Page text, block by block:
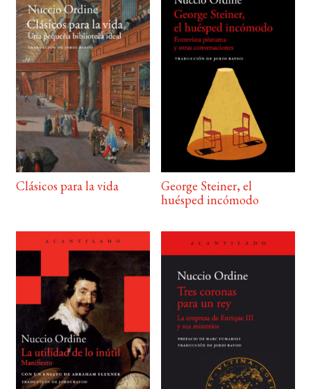
Clásicos para la vida
George Steiner, el
huésped incómodo